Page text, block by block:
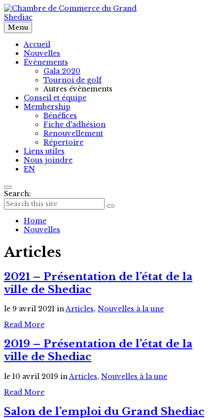
Menu
Accueil
Nouvelles
Évènements
Gala 2020
Tournoi de golf
Autres évènements
Conseil et équipe
Membership
Bénéfices
Fiche d'adhésion
Renouvellement
Répertoire
Liens utiles
Nous joindre
EN
Search:
Home
Nouvelles
Articles
2021 – Présentation de l’état de la
ville de Shediac
le 9 avril 2021 inArticles, Nouvelles à la une
Read More
2019 – Présentation de l’état de la
ville de Shediac
le 10 avril 2019 inArticles, Nouvelles à la une
Read More
Salon de l’emploi du Grand Shediac